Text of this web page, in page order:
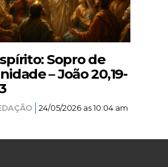
Sopro de
– João 20,19-
24/05/2026 as 10:04 am